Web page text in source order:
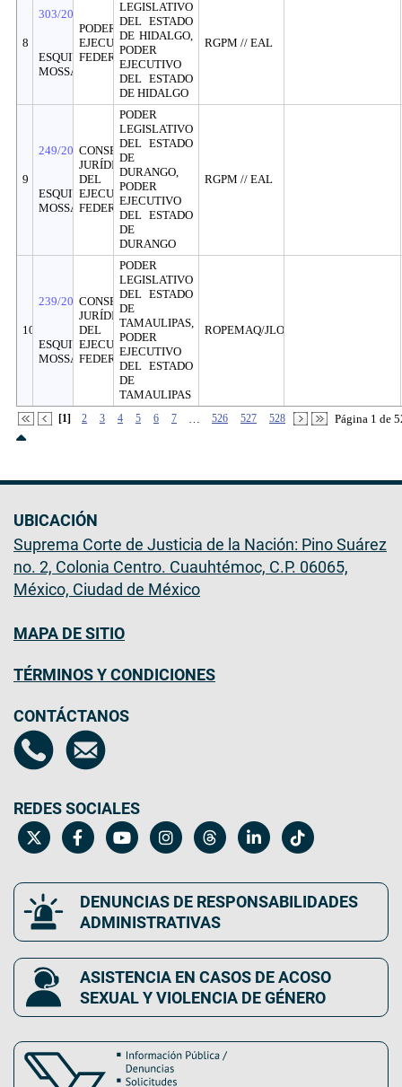
8
303/2026
ESQUIVEL
MOSSA
PODER
EJECUTIVO
FEDERAL
LEGISLATIVO
DEL ESTADO
DE HIDALGO,
PODER
EJECUTIVO
DEL ESTADO
DE HIDALGO
RGPM // EAL
9
249/2026
ESQUIVEL
MOSSA
CONSEJERÍA
JURÍDICA
DEL
EJECUTIVO
FEDERAL
PODER
LEGISLATIVO
DEL ESTADO
DE
DURANGO,
PODER
EJECUTIVO
DEL ESTADO
DE
DURANGO
RGPM // EAL
10
239/2026
ESQUIVEL
MOSSA
CONSEJERÍA
JURÍDICA
DEL
EJECUTIVO
FEDERAL
PODER
LEGISLATIVO
DEL ESTADO
DE
TAMAULIPAS,
PODER
EJECUTIVO
DEL ESTADO
DE
TAMAULIPAS
ROPEMAQ/JLOE
[1] 2 3 4 5 6 7 … 526 527 528 Página 1 de
UBICACIÓN
Suprema Corte de Justicia de la Nación: Pino Suárez
no. 2, Colonia Centro. Cuauhtémoc, C.P. 06065,
México, Ciudad de México
MAPA DE SITIO
TÉRMINOS Y CONDICIONES
CONTÁCTANOS
REDES SOCIALES
DENUNCIAS DE RESPONSABILIDADES
ADMINISTRATIVAS
ASISTENCIA EN CASOS DE ACOSO
SEXUAL Y VIOLENCIA DE GÉNERO